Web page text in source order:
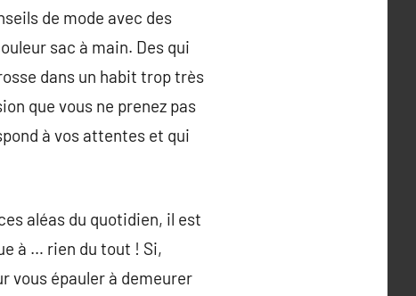
de mode avec des
sac à main. Des qui
dans un habit trop très
que vous ne prenez pas
à vos attentes et qui
aléas du quotidien, il est
à … rien du tout ! Si,
vous épauler à demeurer